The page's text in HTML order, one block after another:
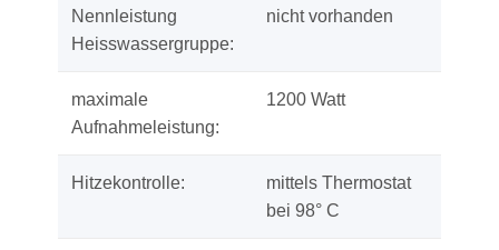
Nennleistung
Heisswassergruppe:
nicht vorhanden
maximale
Aufnahmeleistung:
1200 Watt
Hitzekontrolle:
mittels Thermostat
bei 98° C